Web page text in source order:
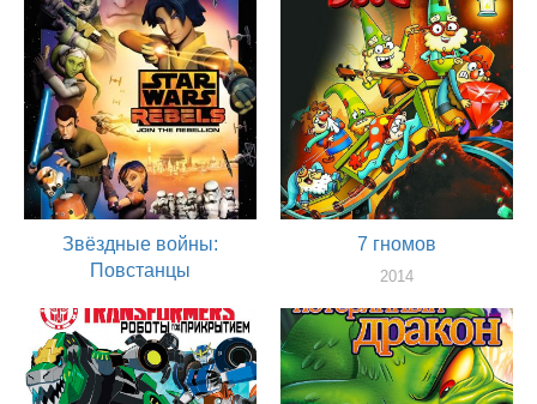
Звёздные войны:
Повстанцы
актер
7 гномов
2014